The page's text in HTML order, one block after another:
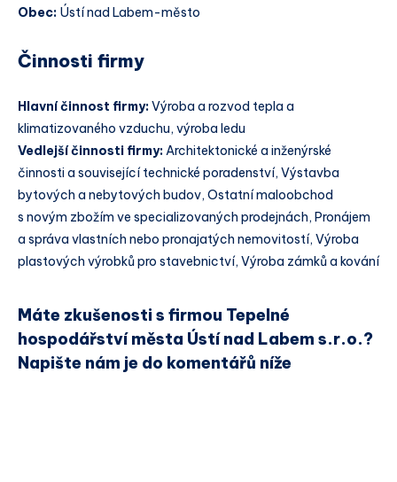
Obec: Ústí nad Labem-město
Činnosti firmy
Hlavní činnost firmy:Výroba a rozvod tepla a
klimatizovaného vzduchu, výroba ledu
Vedlejší činnosti firmy:Architektonické a inženýrské
činnosti a související technické poradenství, Výstavba
bytových a nebytových budov, Ostatní maloobchod
s novým zbožím ve specializovaných prodejnách, Pronájem
a správa vlastních nebo pronajatých nemovitostí, Výroba
plastových výrobků pro stavebnictví, Výroba zámků a kování
Máte zkušenosti s firmou Tepelné
hospodářství města Ústí nad Labem s.r.o.?
Napište nám je do komentářů níže